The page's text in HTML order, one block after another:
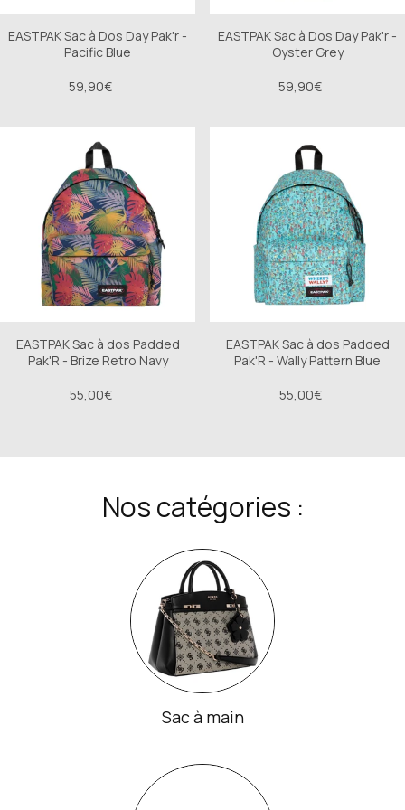
EASTPAK Sac à Dos Day Pak'r -
Pacific Blue
59,90€
EASTPAK Sac à Dos Day Pak'r -
Oyster Grey
59,90€
EASTPAK Sac à dos Padded
Pak'R - Brize Retro Navy
55,00€
EASTPAK Sac à dos Padded
Pak'R - Wally Pattern Blue
55,00€
Nos catégories :
Sac à main